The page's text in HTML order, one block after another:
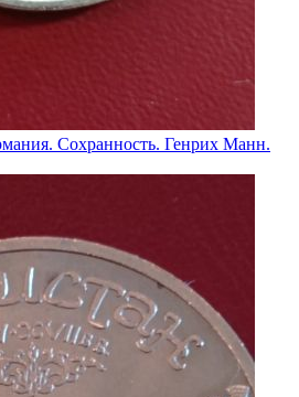
Сохранность. Генрих Манн.